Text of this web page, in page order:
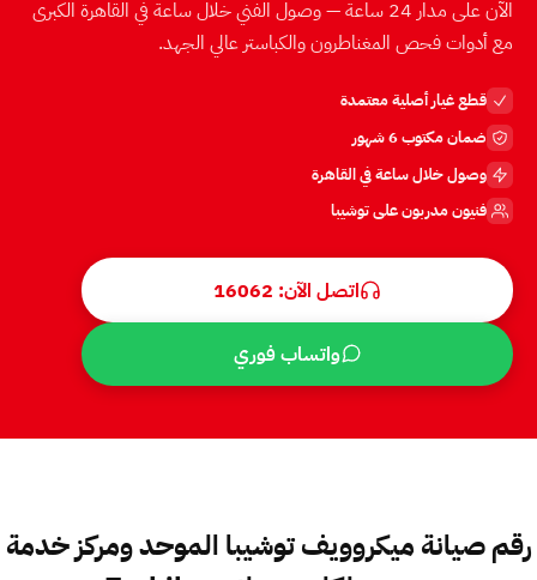
الآن على مدار 24 ساعة — وصول الفني خلال ساعة في القاهرة الكبرى
مع أدوات فحص المغناطرون والكباستر عالي الجهد.
قطع غيار أصلية معتمدة
ضمان مكتوب 6 شهور
وصول خلال ساعة في القاهرة
فنيون مدربون على توشيبا
اتصل الآن: 16062
واتساب فوري
رقم صيانة ميكروويف توشيبا الموحد ومركز خدمة